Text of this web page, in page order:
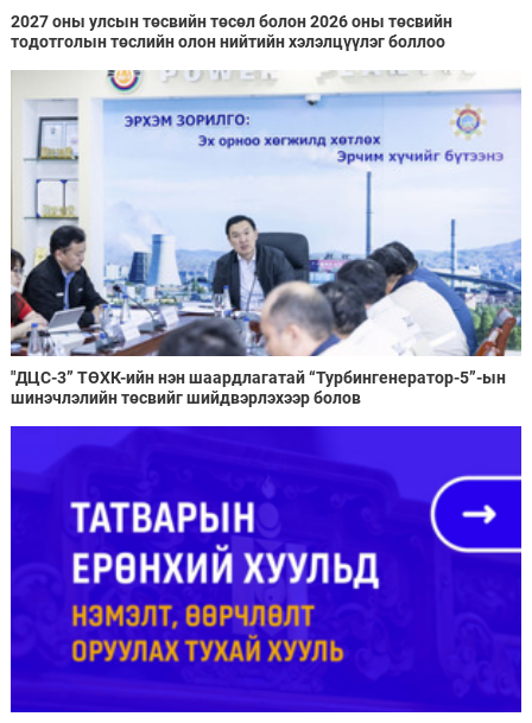
2027 оны улсын төсвийн төсөл болон 2026 оны төсвийн
тодотголын төслийн олон нийтийн хэлэлцүүлэг боллоо
"ДЦС-3” ТӨХК-ийн нэн шаардлагатай “Турбингенератор-5”-ын
шинэчлэлийн төсвийг шийдвэрлэхээр болов